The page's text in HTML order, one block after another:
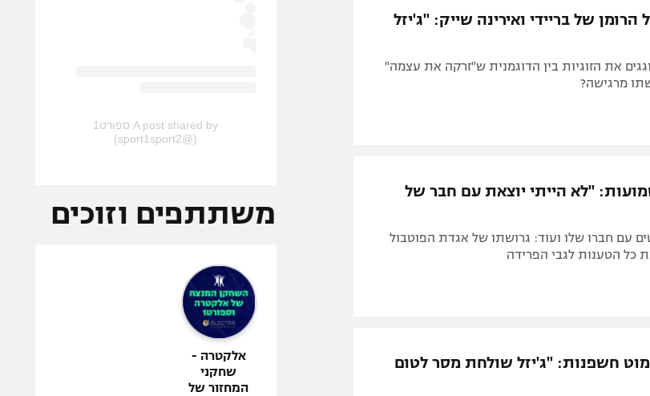
של בריידי ואירינה שייק: "ג'יזל
את הזוגיות בין הדוגמנית ש"זרקה את עצמה"
מרגישה?
"לא הייתי יוצאת עם חבר של
עם חברו שלו ועוד: גרושתו של אגדת הפוטבול
כל הטענות לגבי הפרידה
על מוט חשפנות: "ג'יזל שולחת מסר לטום
A post shared by ספורט1
(@sport1sport2)
משתתפים וזוכים
אלקטרה -
שחקני
המחזור של